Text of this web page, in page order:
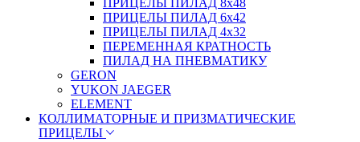
ПРИЦЕЛЫ ПИЛАД 8х48
ПРИЦЕЛЫ ПИЛАД 6х42
ПРИЦЕЛЫ ПИЛАД 4х32
ПЕРЕМЕННАЯ КРАТНОСТЬ
ПИЛАД НА ПНЕВМАТИКУ
GERON
YUKON JAEGER
ELEMENT
КОЛЛИМАТОРНЫЕ И ПРИЗМАТИЧЕСКИЕ
ПРИЦЕЛЫ